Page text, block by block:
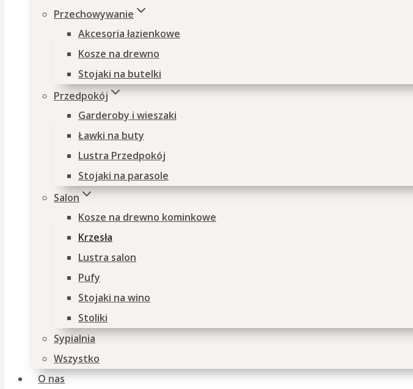
Przechowywanie
Akcesoria łazienkowe
Kosze na drewno
Stojaki na butelki
Przedpokój
Garderoby i wieszaki
Ławki na buty
Lustra Przedpokój
Stojaki na parasole
Salon
Kosze na drewno kominkowe
Krzesła
Lustra salon
Pufy
Stojaki na wino
Stoliki
Sypialnia
Wszystko
O nas